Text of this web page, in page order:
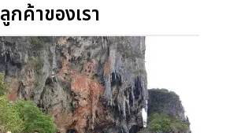
ลูกค้าของเรา